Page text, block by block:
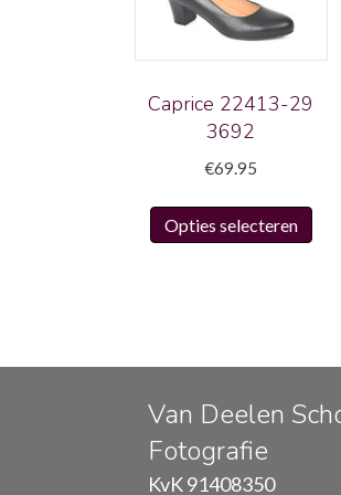
Caprice 22413-29
3692
€69.95
Opties selecteren
Dit
kan
Van Deelen
Fotografie
KvK 91408350